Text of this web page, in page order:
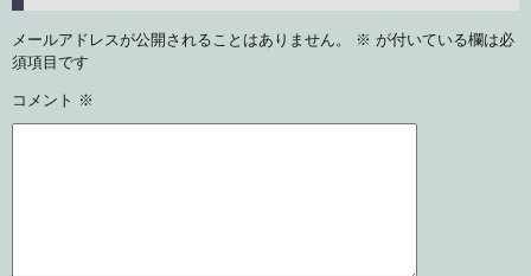
メールアドレスが公開されることはありません。 ※ が付いている欄は必
須項目です
コメント ※